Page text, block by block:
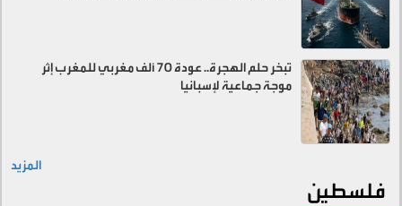
تبخر حلم الهجرة.. عودة 70 ألف مغربي للمغرب إثر
موجة جماعية لإسبانيا
المزيد
فلسطين